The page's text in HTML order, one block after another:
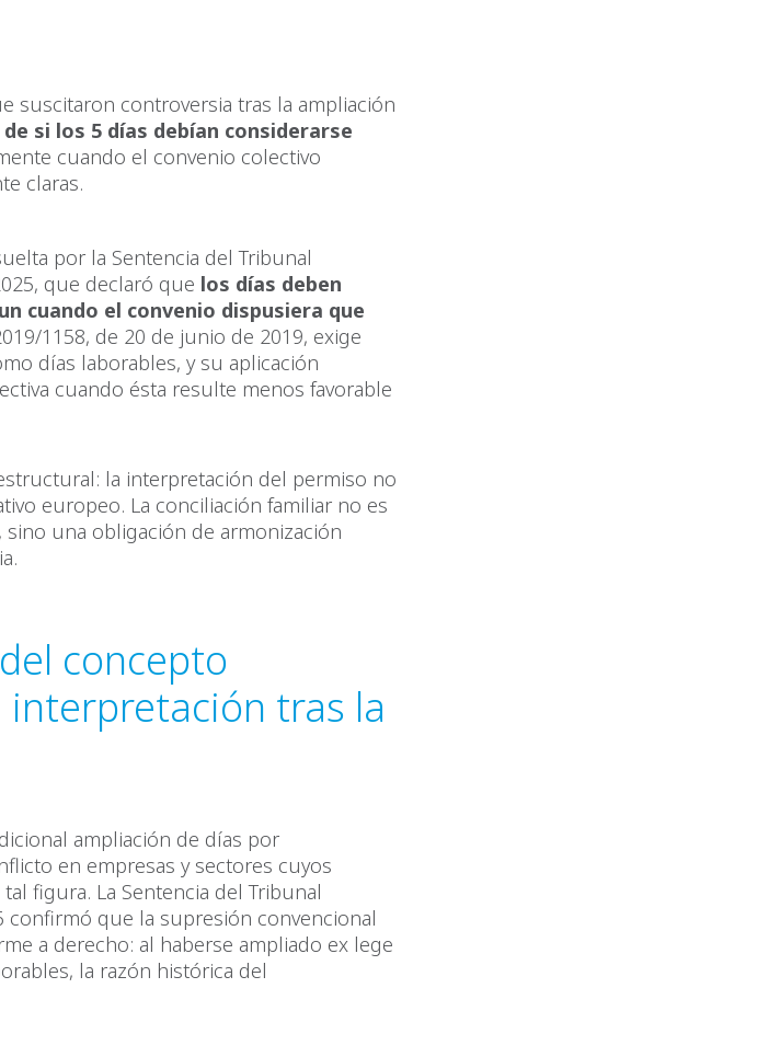
suscitaron controversia tras la ampliación
si los 5 días debían considerarse
cuando el convenio colectivo
claras.
por la Sentencia del Tribunal
que declaró que los días deben
cuando el convenio dispusiera que
1158, de 20 de junio de 2019, exige
días laborables, y su aplicación
cuando ésta resulte menos favorable
la interpretación del permiso no
europeo. La conciliación familiar no es
una obligación de armonización
concepto
interpretación tras la
ampliación de días por
en empresas y sectores cuyos
figura. La Sentencia del Tribunal
confirmó que la supresión convencional
a derecho: al haberse ampliado ex lege
la razón histórica del